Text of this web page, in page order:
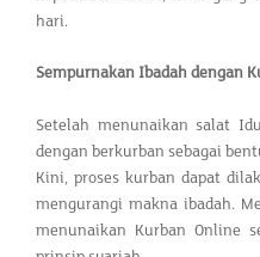
hari.
Sempurnakan Ibadah dengan
Setelah menunaikan salat
dengan berkurban sebagai
Kini, proses kurban dapat
mengurangi makna ibadah.
menunaikan Kurban Online